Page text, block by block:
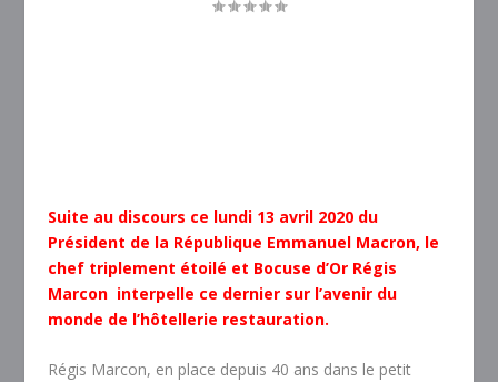
Suite au discours ce lundi 13 avril 2020 du
Président de la République Emmanuel Macron, le
chef triplement étoilé et Bocuse d’Or Régis
Marcon interpelle ce dernier sur l’avenir du
monde de l’hôtellerie restauration.
Régis Marcon, en place depuis 40 ans dans le petit